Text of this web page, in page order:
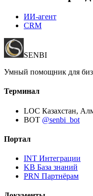
ИИ-агент
CRM
SENBI
Умный помощник для
Терминал
LOC Казахстан,
BOT @senbi_bot
Портал
INT Интеграции
KB База знаний
PRN Партнёрам